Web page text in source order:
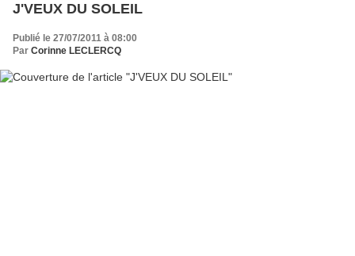
J'VEUX DU SOLEIL
Publié le 27/07/2011 à 08:00
Par Corinne LECLERCQ